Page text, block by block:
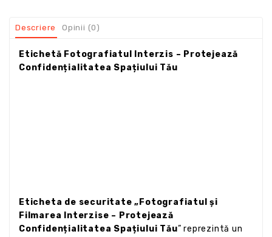
Descriere Opinii (0)
Etichetă Fotografiatul Interzis – Protejează
Confidențialitatea Spațiului Tău
Eticheta de securitate „Fotografiatul și
Filmarea Interzise – Protejează
Confidențialitatea Spațiului Tău” reprezintă un